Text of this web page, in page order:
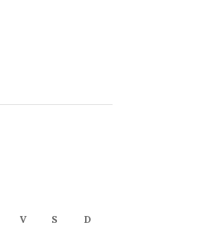
V S D